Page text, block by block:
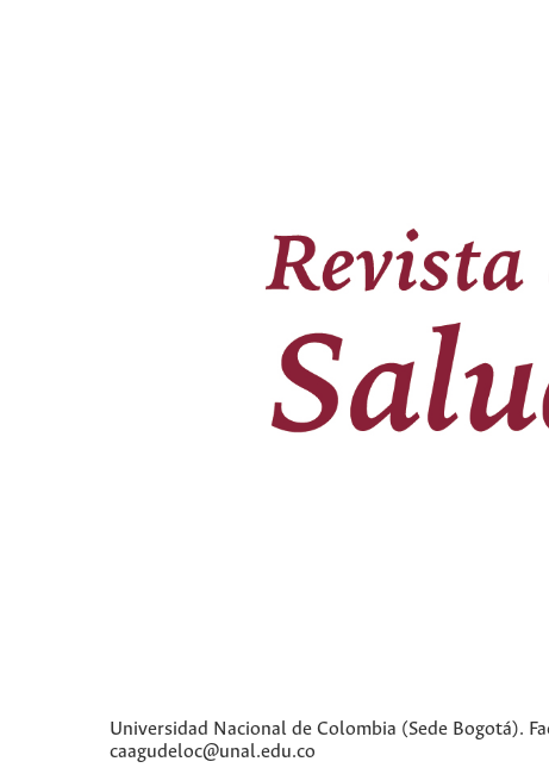
Universidad Nacional de Colombia (Sede Bogotá).
caagudeloc@unal.edu.co